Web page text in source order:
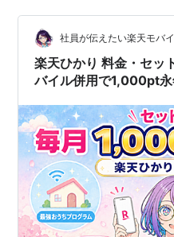
社員が伝えたい楽天モバ
楽天ひかり 料金・セ
バイル併用で1,000pt